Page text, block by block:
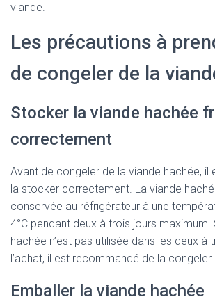
viande.
Les précautions à
de congeler de la
Stocker la viande hachée
correctement
Avant de congeler de la viande hachée, il
la stocker correctement. La viande
conservée au réfrigérateur à une
4°C pendant deux à trois jours maximum.
hachée n’est pas utilisée dans les deux à
l’achat, il est recommandé de la
Emballer la viande hachée